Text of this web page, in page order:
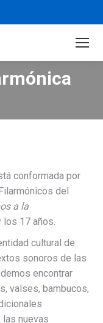
conformada por
del
a la
los 17 años.
cultural de
sonoros de las
encontrar
valses, bambucos,
nuevas